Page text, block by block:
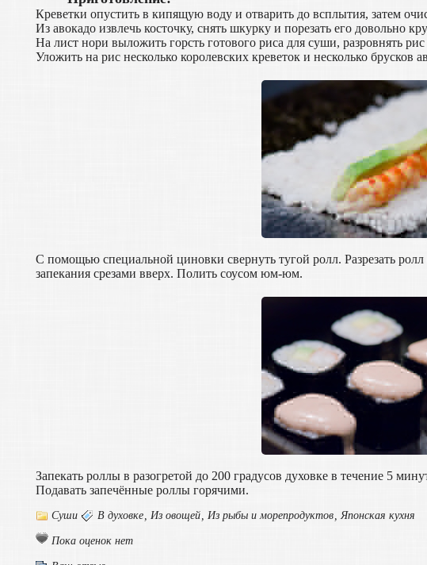
Креветки опустить в кипящую воду и отварить до всплытия, затем
Из авокадо извлечь косточку, снять шкурку и порезать его довольно
На лист нори выложить горсть готового риса для суши, разровнять
Уложить на рис несколько королевских креветок и несколько брусков
С помощью специальной циновки свернуть тугой ролл. Разрезать
запекания срезами вверх. Полить соусом юм-юм.
Запекать роллы в разогретой до 200 градусов духовке в течение 5
Подавать запечённые роллы горячими.
Суши В духовке,Из овощей,Из рыбы и морепродуктов,Японская кухня
Пока оценок нет